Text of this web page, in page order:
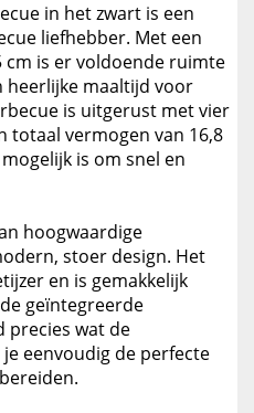
in het zwart is een
liefhebber. Met een
cm is er voldoende ruimte
heerlijke maaltijd voor
is uitgerust met vier
totaal vermogen van 16,8
is om snel en
hoogwaardige
stoer design. Het
en is gemakkelijk
geïntegreerde
precies wat de
eenvoudig de perfecte